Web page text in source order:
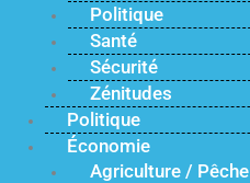
Politique
Santé
Sécurité
Zénitudes
Politique
Économie
Agriculture / Pêche